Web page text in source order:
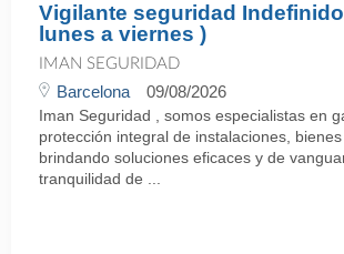
Vigilante seguridad
lunes a viernes )
IMAN SEGURIDAD
Barcelona 09/08/2026
Iman Seguridad , somos especialistas en
protección integral de instalaciones, bienes
brindando soluciones eficaces y de
tranquilidad de ...